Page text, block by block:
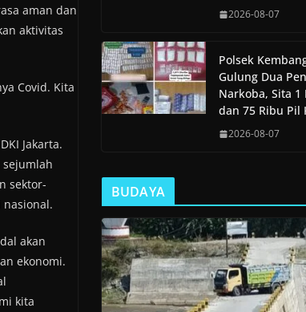
aman dan
aktivitas
Covid. Kita
Jakarta.
sektor-
akan
ekonomi.
kita
2026-08-07
Polsek
Gulung Dua
Narkoba, Sita 1
dan 75 Ribu Pil
2026-08-07
BUDAYA